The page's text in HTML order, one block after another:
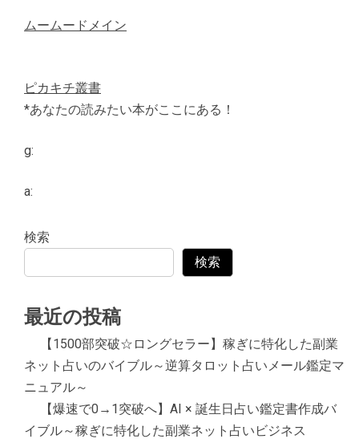
ムームードメイン
ピカキチ叢書
*あなたの読みたい本がここにある！
g:
a:
検索
検索
最近の投稿
【1500部突破☆ロングセラー】稼ぎに特化した副業
ネット占いのバイブル～逆算タロット占いメール鑑定マ
ニュアル～
【爆速で0→1突破へ】AI × 誕生日占い鑑定書作成バ
イブル～稼ぎに特化した副業ネット占いビジネス